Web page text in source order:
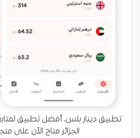
تطبيق دينار بلس، أفضل تطبيق
الجزائر متاح الآن على